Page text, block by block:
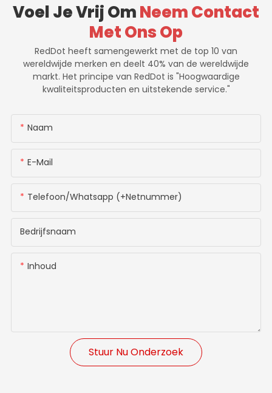
Voel Je Vrij OmNeem Contact
Met Ons Op
RedDot heeft samengewerkt met de top 10 van
wereldwijde merken en deelt 40% van de wereldwijde
markt. Het principe van RedDot is "Hoogwaardige
kwaliteitsproducten en uitstekende service."
Naam
E-Mail
Telefoon/whatsapp (+netnummer)
Bedrijfsnaam
Inhoud
Stuur Nu Onderzoek